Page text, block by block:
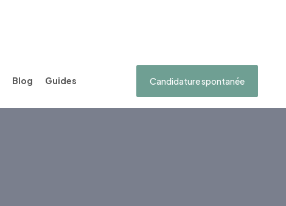
Blog Guides Candidature spontanée